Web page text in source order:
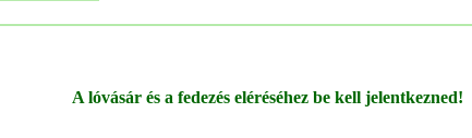
A lóvásár és a fedezés eléréséhez be kell jelentkezned!